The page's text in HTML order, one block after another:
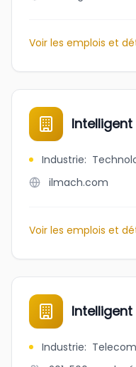
Voir les emplois et
Intelligent
Industrie:
ilmach.com
Voir les emplois et
Industrie: